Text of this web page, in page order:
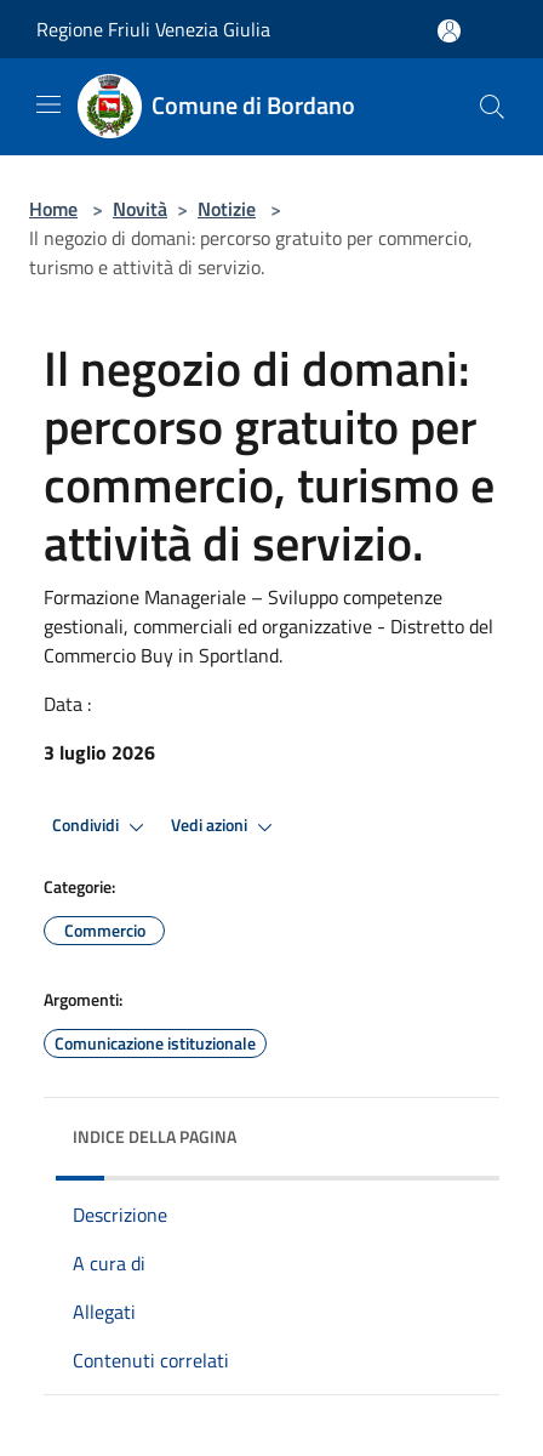
Regione Friuli Venezia Giulia
Comune di Bordano
Home > Novità > Notizie >
Il negozio di domani: percorso gratuito per commercio,
turismo e attività di servizio.
Il negozio di domani:
percorso gratuito per
commercio, turismo e
attività di servizio.
Formazione Manageriale – Sviluppo competenze
gestionali, commerciali ed organizzative - Distretto del
Commercio Buy in Sportland.
Data :
3 luglio 2026
Condividi Vedi azioni
Categorie:
Commercio
Argomenti:
Comunicazione istituzionale
INDICE DELLA PAGINA
Descrizione
A cura di
Allegati
Contenuti correlati